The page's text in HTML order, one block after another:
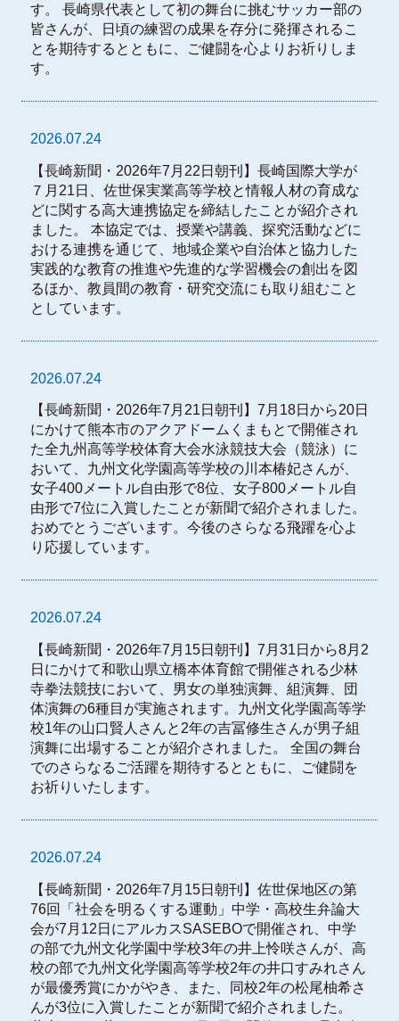
す。 長崎県代表として初の舞台に挑むサッカー部の
皆さんが、日頃の練習の成果を存分に発揮されるこ
とを期待するとともに、ご健闘を心よりお祈りしま
す。
2026.07.24
【長崎新聞・2026年7月22日朝刊】長崎国際大学が
７月21日、佐世保実業高等学校と情報人材の育成な
どに関する高大連携協定を締結したことが紹介され
ました。 本協定では、授業や講義、探究活動などに
おける連携を通じて、地域企業や自治体と協力した
実践的な教育の推進や先進的な学習機会の創出を図
るほか、教員間の教育・研究交流にも取り組むこと
としています。
2026.07.24
【長崎新聞・2026年7月21日朝刊】7月18日から20日
にかけて熊本市のアクアドームくまもとで開催され
た全九州高等学校体育大会水泳競技大会（競泳）に
おいて、九州文化学園高等学校の川本椿妃さんが、
女子400メートル自由形で8位、女子800メートル自
由形で7位に入賞したことが新聞で紹介されました。
おめでとうございます。今後のさらなる飛躍を心よ
り応援しています。
2026.07.24
【長崎新聞・2026年7月15日朝刊】7月31日から8月2
日にかけて和歌山県立橋本体育館で開催される少林
寺拳法競技において、男女の単独演舞、組演舞、団
体演舞の6種目が実施されます。九州文化学園高等学
校1年の山口賢人さんと2年の吉冨修生さんが男子組
演舞に出場することが紹介されました。 全国の舞台
でのさらなるご活躍を期待するとともに、ご健闘を
お祈りいたします。
2026.07.24
【長崎新聞・2026年7月15日朝刊】佐世保地区の第
76回「社会を明るくする運動」中学・高校生弁論大
会が7月12日にアルカスSASEBOで開催され、中学
の部で九州文化学園中学校3年の井上怜咲さんが、高
校の部で九州文化学園高等学校2年の井口すみれさん
が最優秀賞にかがやき、また、同校2年の松尾柚希さ
んが3位に入賞したことが新聞で紹介されました。